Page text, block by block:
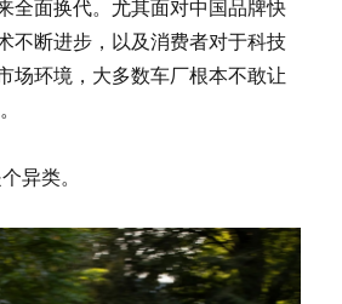
全面换代。尤其面对中国品牌快
不断进步，以及消费者对于科技
场环境，大多数车厂根本不敢让
异类。